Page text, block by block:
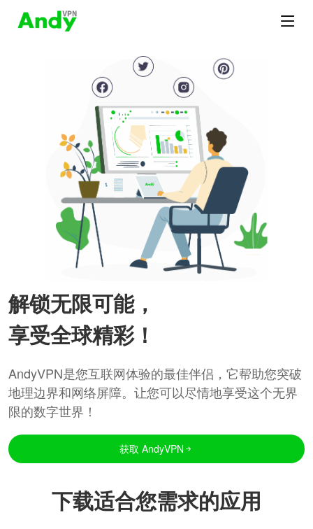
解锁无限可能，
享受全球精彩！
AndyVPN是您互联网体验的最佳伴侣，它帮助您突破
地理边界和网络屏障。让您可以尽情地享受这个无界
限的数字世界！
获取 AndyVPN
下载适合您需求的应用